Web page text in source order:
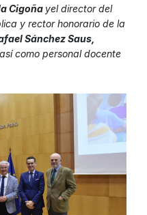
Cigoña yel director del
y rector honorario de la
Sánchez Saus,
como personal docente